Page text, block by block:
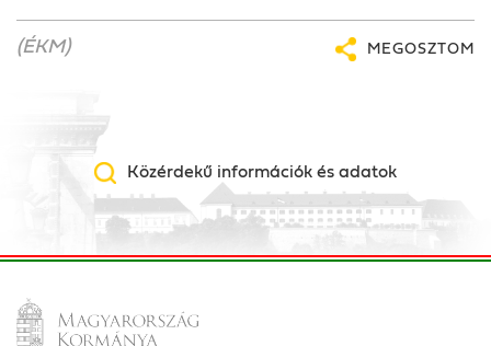
(ÉKM) MEGOSZTOM
Közérdekű információk és adatok